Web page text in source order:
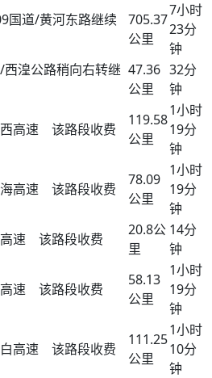
国道/黄河东路继续
705.37
公里
7小时
23分
钟
湟公路稍向右转继 47.36
公里
32分
钟
高速 该路段收费
119.58
公里
1小时
19分
钟
高速 该路段收费
78.09
公里
1小时
19分
钟
高速 该路段收费
20.8公
里
14分
钟
高速 该路段收费
58.13
公里
1小时
19分
钟
高速 该路段收费
111.25
公里
1小时
10分
钟